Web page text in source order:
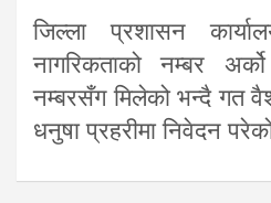
जिल्ला प्रशासन
नागरिकताको नम्बर
नम्बरसँग मिलेको भन्दै गत
धनुषा प्रहरीमा निवेदन